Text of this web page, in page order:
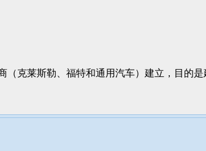
克莱斯勒、福特和通用汽车）建立，目的